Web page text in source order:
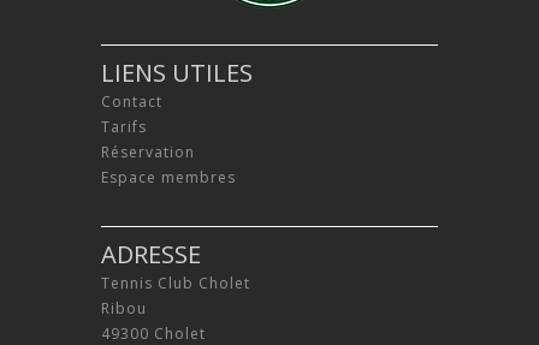
LIENS UTILES
Contact
Tarifs
Réservation
Espace membres
ADRESSE
Tennis Club Cholet
Ribou
49300 Cholet